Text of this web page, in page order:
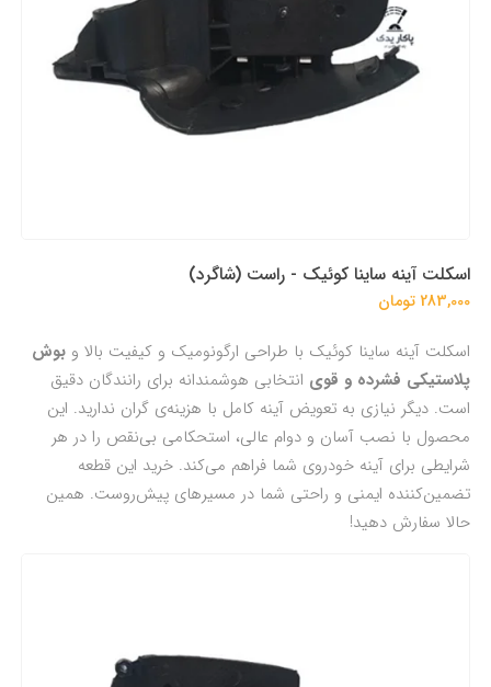
اسکلت آینه ساینا کوئیک - راست (شاگرد)
283,000 تومان
اسکلت آینه ساینا کوئیک با طراحی ارگونومیک و کیفیت بالا و بوش
پلاستیکی فشرده و قوی انتخابی هوشمندانه برای رانندگان دقیق
است. دیگر نیازی به تعویض آینه کامل با هزینه‌ی گران ندارید. این
محصول با نصب آسان و دوام عالی، استحکامی بی‌نقص را در هر
شرایطی برای آینه خودروی شما فراهم می‌کند. خرید این قطعه
تضمین‌کننده ایمنی و راحتی شما در مسیرهای پیش‌روست. همین
حالا سفارش دهید!